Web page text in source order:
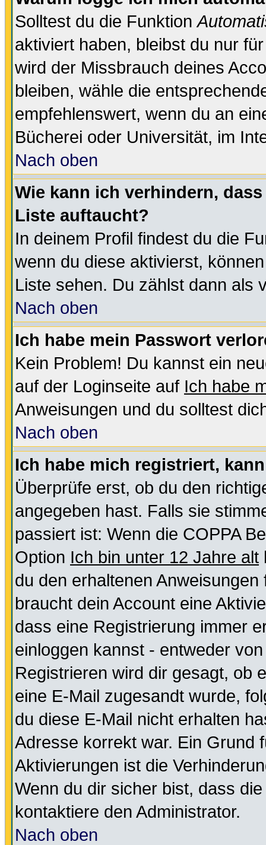
Solltest du die Funktion
aktiviert haben, bleibst du nur
wird der Missbrauch deines
bleiben, wähle die
empfehlenswert, wenn du an
Bücherei oder Universität, im
Nach oben
Wie kann ich verhindern,
Liste auftaucht?
In deinem Profil findest du die
wenn du diese aktivierst,
Liste sehen. Du zählst dann als
Nach oben
Ich habe mein Passwort
Kein Problem! Du kannst ein
auf der Loginseite auf Ich habe
Anweisungen und du solltest
Nach oben
Ich habe mich registriert,
Überprüfe erst, ob du den
angegeben hast. Falls sie
passiert ist: Wenn die COPPA
Option Ich bin unter 12 Jahre alt
du den erhaltenen
braucht dein Account eine
dass eine Registrierung immer
einloggen kannst - entweder
Registrieren wird dir gesagt, ob
eine E-Mail zugesandt wurde,
du diese E-Mail nicht erhalten
Adresse korrekt war. Ein Grund
Aktivierungen ist die
Wenn du dir sicher bist, dass
kontaktiere den Administrator.
Nach oben